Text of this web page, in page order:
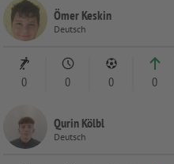
Ömer Keskin
Deutsch
0 0 0 0
Qurin Kölbl
Deutsch